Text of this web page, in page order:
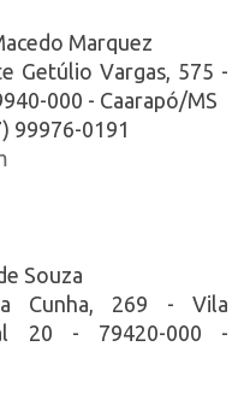
Marquez
Getúlio Vargas, 575 -
000 - Caarapó/MS
99976-0191
Souza
Cunha, 269 - Vila
20 - 79420-000 -